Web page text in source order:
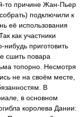
то причине Жан-Пьер
подключили к
её использования
как участники
нибудь приготовить
сшить повара
топорно. Несмотря
не на своём месте,
В
в основном
королева Дании: